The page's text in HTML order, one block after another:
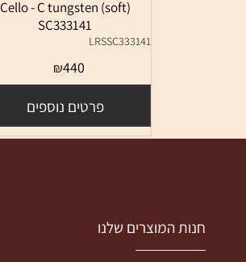
Cello - C tungsten (soft)
SC333141
LRSSC333141
₪440
פרטים נוספים
חנות המוצרים שלנו